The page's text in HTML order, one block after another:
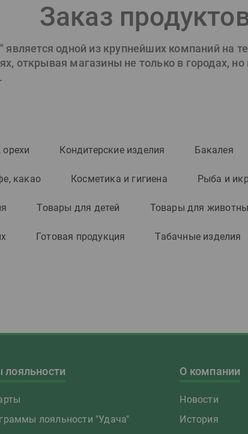
Заказ
одной из крупнейших компаний на
открывая магазины не только в городах,
Кондитерские изделия Бакалея
какао Косметика и гигиена Рыба и
Товары для детей Товары для
Готовая продукция Табачные изделия
лояльности "Удача"
О компании
Новости
История